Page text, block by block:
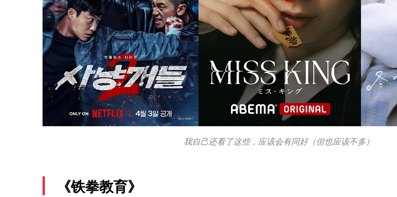
我自己还看了这些，应该会有同好（但也应该不多）
《铁拳教育》